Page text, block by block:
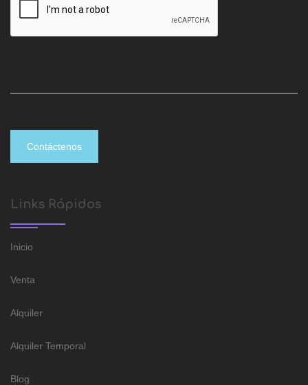
Contáctenos
Links Rápidos
Inicio
Venta
Alquiler
Alquiler Temporal
Blog